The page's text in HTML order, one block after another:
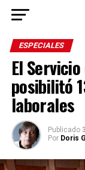
ESPECIALES
El
posibilitó
laborales
Publicado
Por Doris